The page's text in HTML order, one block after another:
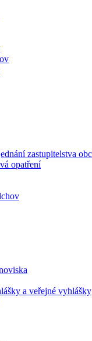
zastupitelstva
opatření
a veřejné vyhlášky